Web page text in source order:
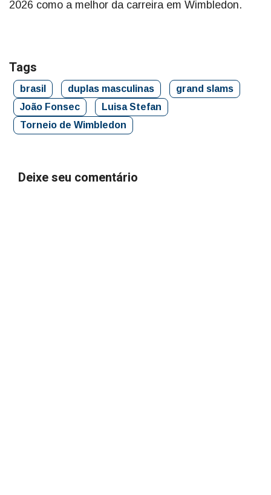
2026 como a melhor da carreira em Wimbledon.
Tags
brasil duplas masculinas
grand slams
João Fonsec
Luisa Stefan
Torneio de Wimbledon
Deixe seu comentário